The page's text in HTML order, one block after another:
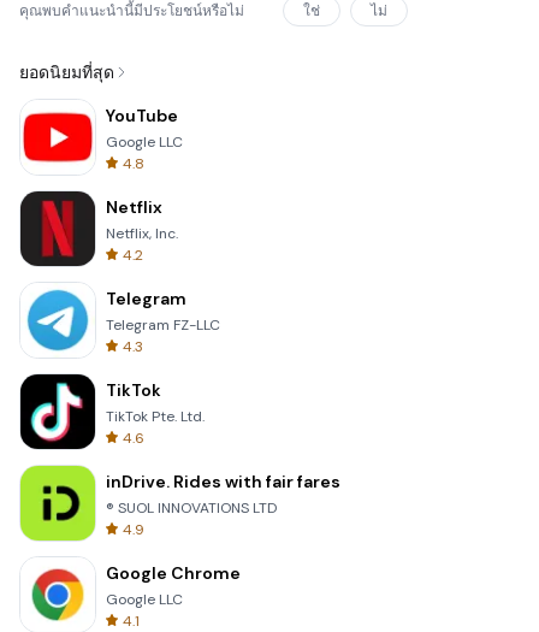
คุณพบคำแนะนำนี้มีประโยชน์หรือไม่ ใช่ ไม่
ยอดนิยมที่สุด
YouTube
Google LLC
4.8
Netflix
Netflix, Inc.
4.2
Telegram
Telegram FZ-LLC
4.3
TikTok
TikTok Pte. Ltd.
4.6
inDrive. Rides with fair fares
® SUOL INNOVATIONS LTD
4.9
Google Chrome
Google LLC
4.1